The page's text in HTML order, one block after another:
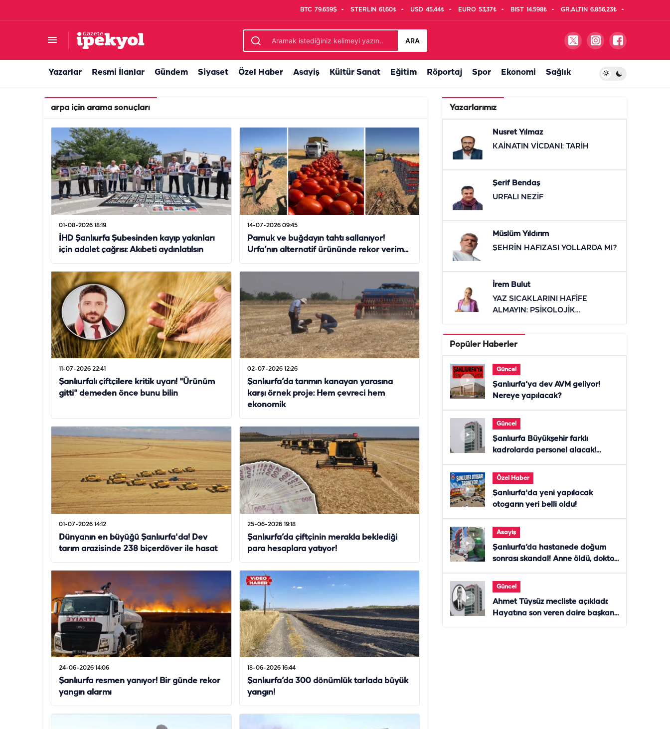
BTC 79.659$ STERLIN 61,60₺ USD 45,44₺ EURO 53,37₺ BIST 14.598₺ GR.ALTIN 6.856,23₺
ARA
Yazarlar Resmi İlanlar Gündem Siyaset Özel Haber Asayiş Kültür Sanat Eğitim Röportaj Spor Ekonomi Sağlık
arpa için arama sonuçları
01-08-2026 18:19
İHD Şanlıurfa Şubesinden kayıp yakınları
için adalet çağrısı: Akıbeti aydınlatılsın
14-07-2026 09:45
Pamuk ve buğdayın tahtı sallanıyor!
Urfa’nın alternatif ürününde rekor verim...
11-07-2026 22:41
Şanlıurfalı çiftçilere kritik uyarı! "Ürünüm
gitti" demeden önce bunu bilin
02-07-2026 12:26
Şanlıurfa’da tarımın kanayan yarasına
karşı örnek proje: Hem çevreci hem
ekonomik
01-07-2026 14:12
Dünyanın en büyüğü Şanlıurfa'da! Dev
tarım arazisinde 238 biçerdöver ile hasat
25-06-2026 19:18
Şanlıurfa’da çiftçinin merakla beklediği
para hesaplara yatıyor!
24-06-2026 14:06
Şanlıurfa resmen yanıyor! Bir günde rekor
yangın alarmı
18-06-2026 16:44
Şanlıurfa’da 300 dönümlük tarlada büyük
yangın!
Yazarlarımız
Nusret Yılmaz
KAİNATIN VİCDANI: TARİH
Şerif Bendaş
URFALI NEZİF
Müslüm Yıldırım
ŞEHRİN HAFIZASI YOLLARDA MI?
İrem Bulut
YAZ SICAKLARINI HAFİFE
ALMAYIN: PSİKOLOJİK
Popüler Haberler
Güncel
Şanlıurfa’ya dev AVM geliyor!
Nereye yapılacak?
Güncel
Şanlıurfa Büyükşehir farklı
kadrolarda personel alacak!
Özel Haber
Şanlıurfa'da yeni yapılacak
otogarın yeri belli oldu!
Asayiş
Şanlıurfa’da hastanede doğum
sonrası skandal! Anne öldü, doktor
Güncel
Ahmet Tüysüz mecliste açıkladı:
Hayatına son veren daire başkanı